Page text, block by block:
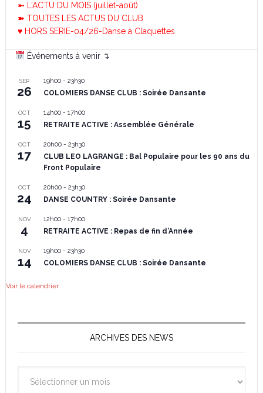
➼ L'ACTU DU MOIS (juillet-août)
➽ TOUTES LES ACTUS DU CLUB
♥ HORS SERIE-04/26-Danse à Claquettes
Événements à venir ↴
SEP
26
19h00- 23h30
COLOMIERS DANSE CLUB : Soirée Dansante
OCT
15
14h00- 17h00
RETRAITE ACTIVE : Assemblée Générale
OCT
17
20h00- 23h30
CLUB LEO LAGRANGE : Bal Populaire pour les 90 ans du
Front Populaire
OCT
24
20h00- 23h30
DANSE COUNTRY : Soirée Dansante
NOV
4
12h00- 17h00
RETRAITE ACTIVE : Repas de fin d’Année
NOV
14
19h00- 23h30
COLOMIERS DANSE CLUB : Soirée Dansante
Voir le calendrier
ARCHIVES DES NEWS
des